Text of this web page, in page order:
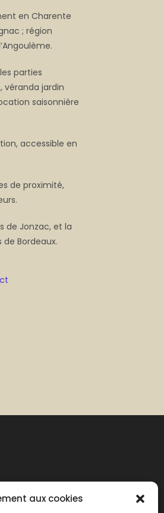
aux cookies
en Charente
; région
parties
véranda jardin
saisonnière
accessible en
de proximité,
de Jonzac, et la
Bordeaux.